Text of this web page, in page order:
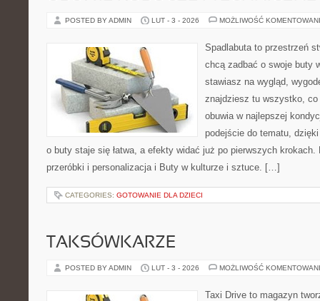
POSTED BY ADMIN LUT - 3 - 2026 MOŻLIWOŚĆ
Spadlabuta to przestrzeń
chcą zadbać o swoje buty
stawiasz na wygląd,
znajdziesz tu wszystko, co
obuwia w najlepszej
podejście do tematu,
o buty staje się łatwa, a efekty widać już po pierwszych
przeróbki i personalizacja i Buty w kulturze i sztuce. […]
CATEGORIES: GOTOWANIE DLA DZIECI
TAKSÓWKARZE
POSTED BY ADMIN LUT - 3 - 2026 MOŻLIWOŚĆ
Taxi Drive to magazyn